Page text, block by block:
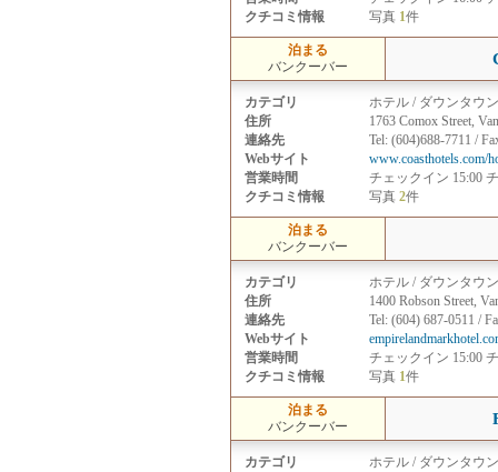
クチコミ情報
写真 1件
泊まる
バンクーバー
カテゴリ
ホテル / ダウンタウン
住所
1763 Comox Street,
連絡先
Tel: (604)688-7711 /
Webサイト
www.coasthotels.com/
営業時間
チェックイン 15:00
クチコミ情報
写真 2件
泊まる
バンクーバー
カテゴリ
ホテル / ダウンタウン
住所
1400 Robson Street,
連絡先
Tel: (604) 687-0511 /
Webサイト
営業時間
チェックイン 15:00
クチコミ情報
写真 1件
泊まる
バンクーバー
カテゴリ
ホテル / ダウンタウン